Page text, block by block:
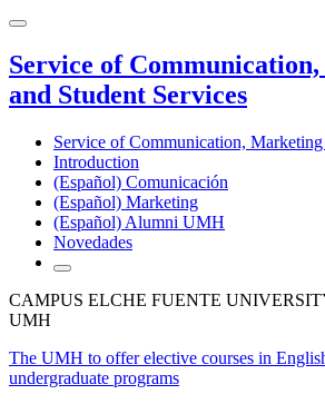
Service of
and Student Services
Service of Communication,
Introduction
(Español) Comunicación
(Español) Marketing
(Español) Alumni UMH
Novedades
CAMPUS ELCHE FUENTE
UMH
The UMH to offer elective courses in
undergraduate programs